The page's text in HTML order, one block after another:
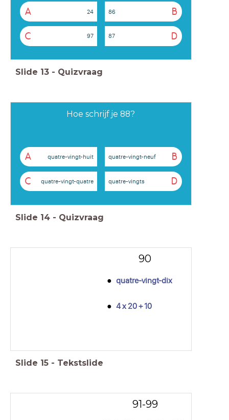
A 24 B
86
C 97 D
87
Slide 13 - Quizvraag
Hoe schrijf je 88?
A quatre-vingt-huit B
quatre-vingt-neuf
C quatre-vingt-quatre D
quatre-vingts
Slide 14 - Quizvraag
90
quatre-vingt-dix
4 x 20 + 10
Slide 15 - Tekstslide
91-99